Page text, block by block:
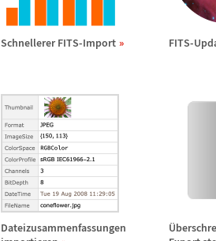
Schnellerer FITS-Import FITS-
Dateizusammenfassungen
Ü